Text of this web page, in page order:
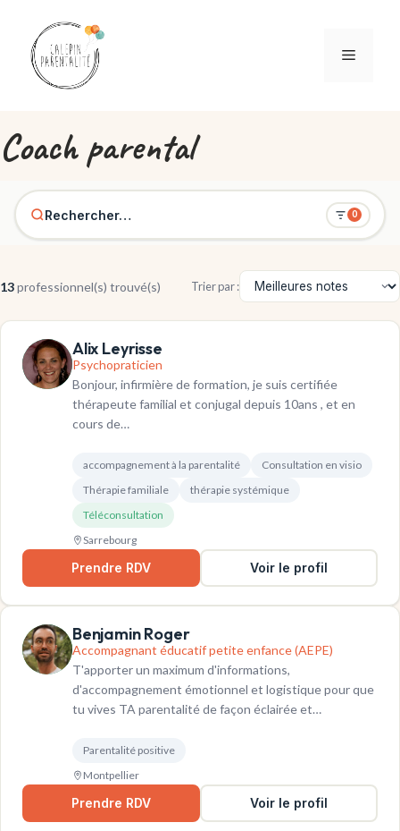
Menu
Coach parental
Rechercher… 0
13professionnel(s) trouvé(s) Trier par :
Alix Leyrisse
Psychopraticien
Bonjour, infirmière de formation, je suis certifiée
thérapeute familial et conjugal depuis 10ans , et en
cours de…
accompagnement à la parentalité
Consultation en visio
Thérapie familiale
thérapie systémique
Téléconsultation
Sarrebourg
Prendre RDV Voir le profil
Benjamin Roger
Accompagnant éducatif petite enfance (AEPE)
T'apporter un maximum d'informations,
d'accompagnement émotionnel et logistique pour que
tu vives TA parentalité de façon éclairée et…
Parentalité positive
Montpellier
Prendre RDV Voir le profil